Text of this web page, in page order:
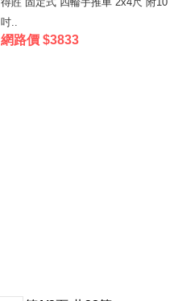
吋..
網路價 $3833